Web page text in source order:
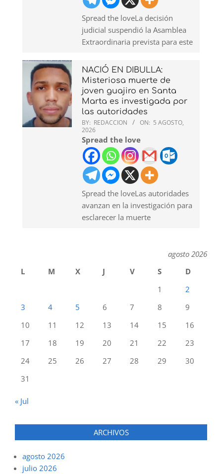
Spread the loveLa decisión
judicial suspendió la Asamblea
Extraordinaria prevista para este
NACIÓ EN DIBULLA:
Misteriosa muerte de
joven guajiro en Santa
Marta es investigada por
las autoridades
BY: REDACCION ON: 5 AGOSTO,
2026
Spread the love
Spread the loveLas autoridades
avanzan en la investigación para
esclarecer la muerte
agosto 2026
L
M X J V S
D
1
2
3
4 5 6 7 8
9
10
11 12 13 14 15
16
17
18 19 20 21 22
23
24
25 26 27 28 29
30
31
« Jul
ARCHIVOS
agosto 2026
julio 2026